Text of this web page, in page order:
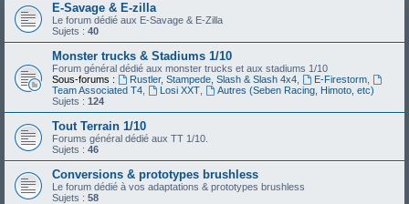
E-Savage & E-zilla
Le forum dédié aux E-Savage & E-Zilla
Sujets : 40
Monster trucks & Stadiums 1/10
Forum général dédié aux monster trucks et aux stadiums 1/10
Sous-forums :
Rustler, Stampede, Slash & Slash 4x4, E-Firestorm,
Team Associated T4
Losi XXT,
Autres (Seben Racing, Himoto, etc)
Sujets : 124
Tout Terrain 1/10
Forums général dédié aux TT 1/10.
Sujets : 46
Conversions & prototypes brushless
Le forum dédié à vos adaptations & prototypes brushless
Sujets : 58